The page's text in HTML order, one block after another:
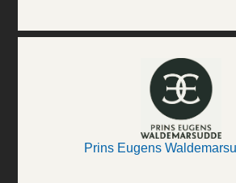
Prins Eugens